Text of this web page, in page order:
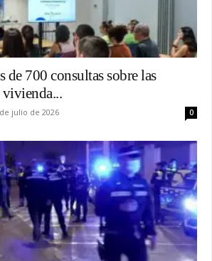
de 700 consultas sobre las
julio de 2026 0